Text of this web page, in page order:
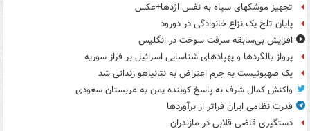
تجهیز موشکهای سپاه به نفس اژدها+عکس
پایان تلخ یک نزاع خانوادگی در دورود
افزایش بی‌سابقه سرقت سوخت در انگلیس
پرواز بالگردها و پهپادهای شناسایی اسرائیل بر فراز سوریه
یک صهیونیست به جرم اعتراض به نتانیاهو زندانی شد
واکنش کمال شرف به پاسخ کوبنده یمن به عربستان سعودی
قدرت نظامی ایران فراتر از برآوردها
دستگیری قاضی قلابی در مازندران